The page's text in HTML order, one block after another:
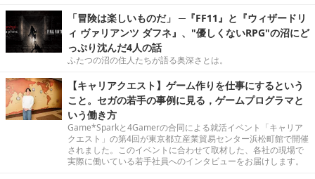
「冒険は楽しいものだ」 ─『FF11』と『ウィザードリ
ィ ヴァリアンツ ダフネ』、"優しくないRPG"の沼にど
っぷり沈んだ4人の話
ふたつの沼の住人たちが語る奥深さとは。
【キャリアクエスト】ゲーム作りを仕事にするという
こと。セガの若手の事例に見る，ゲームプログラマと
いう働き方
Game*Sparkと4Gamerの合同による就活イベント「キャリア
クエスト」の第4回が東京都立産業貿易センター浜松町館で開催
されました。このイベントに合わせて取材した、各社の現場で
実際に働いている若手社員へのインタビューをお届けします。